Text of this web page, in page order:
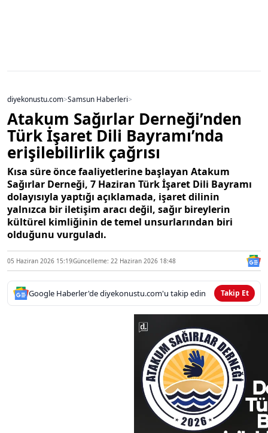
diyekonustu.com>Samsun Haberleri>
Atakum Sağırlar Derneği’nden
Türk İşaret Dili Bayramı’nda
erişilebilirlik çağrısı
Kısa süre önce faaliyetlerine başlayan Atakum
Sağırlar Derneği, 7 Haziran Türk İşaret Dili Bayramı
dolayısıyla yaptığı açıklamada, işaret dilinin
yalnızca bir iletişim aracı değil, sağır bireylerin
kültürel kimliğinin de temel unsurlarından biri
olduğunu vurguladı.
05 Haziran 2026 15:19Güncelleme: 22 Haziran 2026 18:48
Google Haberler'de diyekonustu.com'u takip edin Takip Et